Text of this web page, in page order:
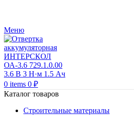
Меню
0 items 0 ₽
Каталог товаров
Строительные материалы